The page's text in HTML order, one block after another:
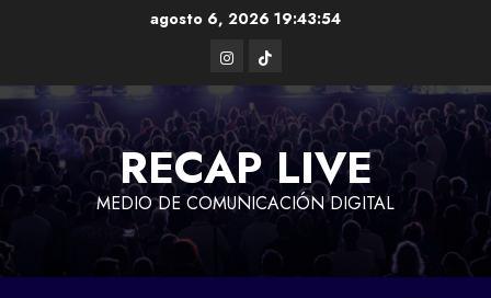
agosto 6, 2026 19:43:55
Instagram
TikTok
RECAP LIVE
MEDIO DE COMUNICACIÓN DIGITAL